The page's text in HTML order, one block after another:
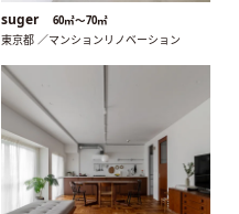
suger 60㎡〜70㎡
東京都 ／マンションリノベーション